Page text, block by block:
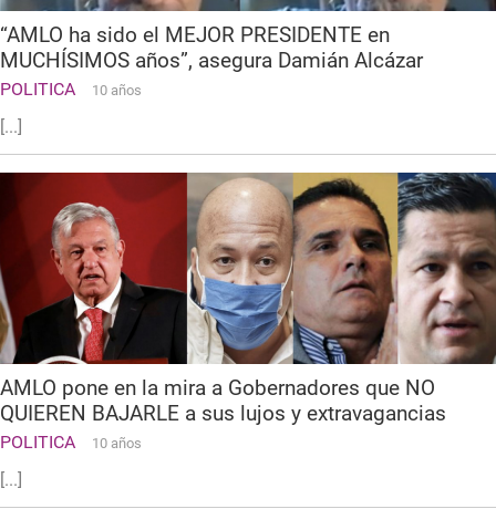
“AMLO ha sido el MEJOR PRESIDENTE en
MUCHÍSIMOS años”, asegura Damián Alcázar
POLITICA 10 años
[...]
AMLO pone en la mira a Gobernadores que NO
QUIEREN BAJARLE a sus lujos y extravagancias
POLITICA 10 años
[...]